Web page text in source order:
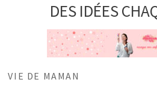
DES IDÉES
VIE DE MAMAN